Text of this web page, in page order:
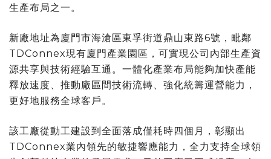
生產布局之一。
新廠地址為廈門市海滄區東孚街道鼎山東路6號，毗鄰
TDConnex現有廈門產業園區，可實現公司內部生產資
源共享與技術經驗互通。一體化產業布局能夠加快產能
釋放速度、推動廠區間技術流轉、強化統籌運營能力，
更好地服務全球客戶。
該工廠從動工建設到全面落成僅耗時四個月，彰顯出
TDConnex業內領先的敏捷響應能力，全力支持全球領